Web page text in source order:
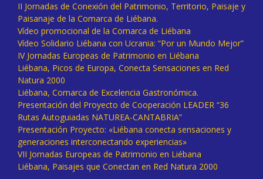
II Jornadas de Conexión del Patrimonio, Territorio, Paisaje y
Paisanaje de la Comarca de Liébana.
Vídeo promocional de la Comarca de Liébana
Vídeo Solidario Liébana con Ucrania: “Por un Mundo Mejor”
IV Jornadas Europeas de Patrimonio en Liébana
Liébana, Picos de Europa, Conecta Sensaciones en Red
Natura 2000
Liébana, Comarca de Excelencia Gastronómica.
Presentación del Proyecto de Cooperación LEADER “36
Rutas Autoguiadas NATUREA-CANTABRIA”
Presentación Proyecto: «Liébana conecta sensaciones y
generaciones interconectando experiencias»
VII Jornadas Europeas de Patrimonio en Liébana
Liébana, Paisajes que Conectan en Red Natura 2000